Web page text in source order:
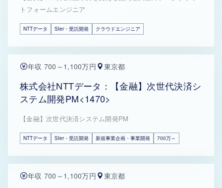
トフォームエンジニア
NTTデータ SIer・受託開発 クラウドエンジニア
年収 700～1,100万円 東京都
株式会社NTTデータ：【金融】次世代決済シ
ステム開発PM<1470>
【金融】次世代決済システム開発PM
NTTデータ SIer・受託開発 新規事業企画・事業開発 700万～
年収 700～1,100万円 東京都